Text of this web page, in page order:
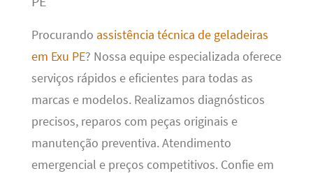
Procurando assistência técnica de geladeiras
em Exu PE? Nossa equipe especializada oferece
serviços rápidos e eficientes para todas as
marcas e modelos. Realizamos diagnósticos
precisos, reparos com peças originais e
manutenção preventiva. Atendimento
emergencial e preços competitivos. Confie em